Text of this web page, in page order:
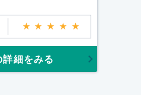
★★★★★
細をみる